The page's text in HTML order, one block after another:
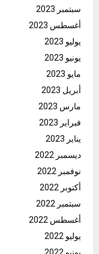
سبتمبر 2023
أغسطس 2023
يوليو 2023
يونيو 2023
مايو 2023
أبريل 2023
مارس 2023
فبراير 2023
يناير 2023
ديسمبر 2022
نوفمبر 2022
أكتوبر 2022
سبتمبر 2022
أغسطس 2022
يوليو 2022